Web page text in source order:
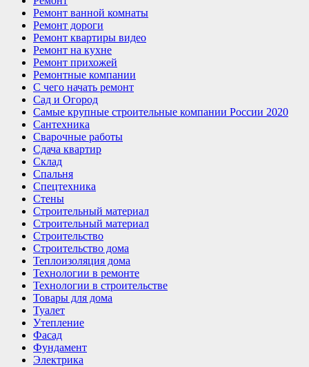
Ремонт ванной комнаты
Ремонт дороги
Ремонт квартиры видео
Ремонт на кухне
Ремонт прихожей
Ремонтные компании
С чего начать ремонт
Сад и Огород
Самые крупные строительные компании России 2020
Сантехника
Сварочные работы
Сдача квартир
Склад
Спальня
Спецтехника
Стены
Строительный материал
Строительный материал
Строительство
Строительство дома
Теплоизоляция дома
Технологии в ремонте
Технологии в строительстве
Товары для дома
Туалет
Утепление
Фасад
Фундамент
Электрика